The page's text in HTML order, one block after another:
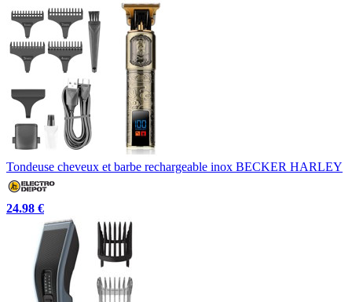
Tondeuse cheveux et barbe rechargeable inox BECKER HARLEY
24.98 €